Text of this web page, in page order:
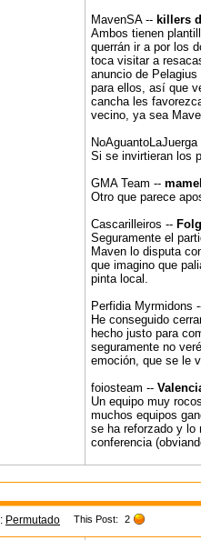
MavenSA -- killers
Ambos tienen
querrán ir a por los
toca visitar a
anuncio de
para ellos, así que
cancha les
vecino, ya sea
Si se invirtieran los
GMA Team --
Otro que parece
Cascarilleiros --
Seguramente el
Maven lo disputa
que imagino que
pinta local.
Perfidia Myrmidons
He conseguido
hecho justo para
seguramente no
emoción, que se le
foiosteam --
Un equipo muy
muchos equipos
se ha reforzado y lo
conferencia
Permutado This Post: 2